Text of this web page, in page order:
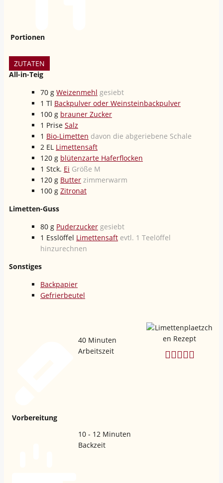
Portionen
ZUTATEN
All-in-Teig
70 g Weizenmehl gesiebt
1 Tl Backpulver oder Weinsteinbackpulver
100 g brauner Zucker
1 Prise Salz
1 Bio-Limetten davon die abgeriebene Schale
2 EL Limettensaft
120 g blütenzarte Haferflocken
1 Stck. Ei Größe M
120 g Butter zimmerwarm
100 g Zitronat
Limetten-Guss
80 g Puderzucker gesiebt
1 Esslöffel Limettensaft evtl. 1 Teelöffel
hinzurechnen
Sonstiges
Backpapier
Gefrierbeutel
Vorbereitung
40 Minuten
Arbeitszeit
10 - 12 Minuten
Backzeit